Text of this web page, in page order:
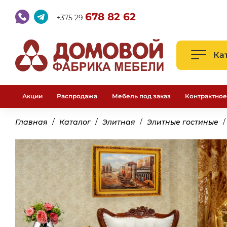
+375 29 678 82 62
Акции Распродажа Мебель под заказ
Главная Каталог Элитная Элитные гостиные